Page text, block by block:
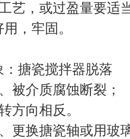
艺，或过盈量要适
，牢固。
搪瓷搅拌器脱落
被介质腐蚀断裂；
方向相反。
更换搪瓷轴或用玻